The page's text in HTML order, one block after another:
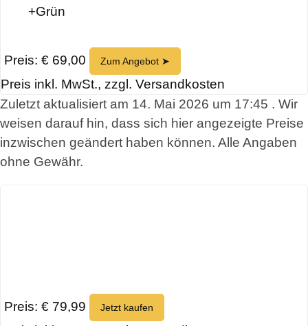
+Grün
Preis: € 69,00 Zum Angebot ➤
Preis inkl. MwSt., zzgl. Versandkosten
Zuletzt aktualisiert am 14. Mai 2026 um 17:45 . Wir
weisen darauf hin, dass sich hier angezeigte Preise
inzwischen geändert haben können. Alle Angaben
ohne Gewähr.
Preis: € 79,99 Jetzt kaufen